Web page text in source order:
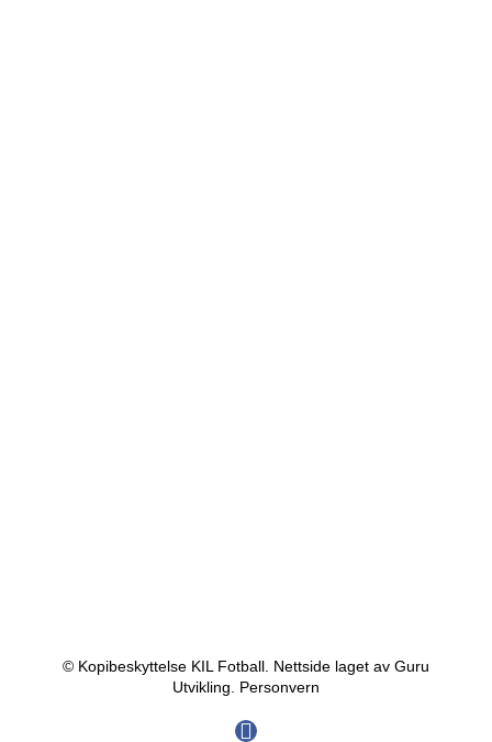
© Kopibeskyttelse KIL Fotball. Nettside laget av Guru
Utvikling. Personvern